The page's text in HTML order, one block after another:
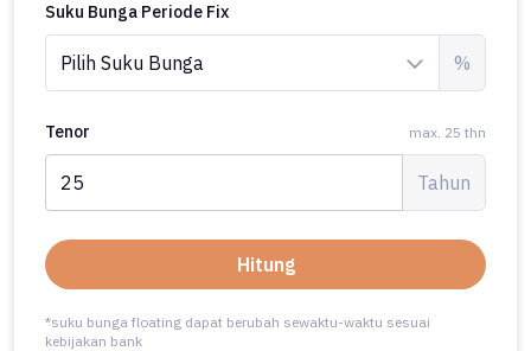
Suku Bunga Periode Fix
%
Tenor max. 25 thn
Tahun
Hitung
*suku bunga floating dapat berubah sewaktu-waktu sesuai
kebijakan bank